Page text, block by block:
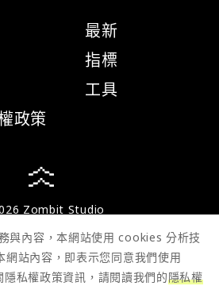
政策
最新
指標
工具
Zombit Studio
與內容，本網站使用 cookies 分析技
網站內容，即表示您同意我們使用
私權政策資訊，請閱讀我們的隱私權